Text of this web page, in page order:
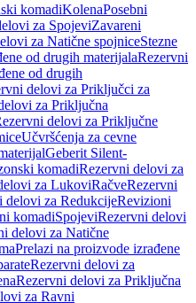
komadiKolenaPosebni
za SpojeviZavareni
za Natične spojniceStezne
od drugih materijalaRezervni
od drugih
delovi za Priključci za
za Priključna
delovi za Priključne
Učvršćenja za cevne
Geberit Silent-
komadiRezervni delovi za
za LukoviRačveRezervni
delovi za RedukcijeRevizioni
komadiSpojeviRezervni delovi
delovi za Natične
Prelazi na proizvode izrađene
Rezervni delovi za
Rezervni delovi za Priključna
za Ravni